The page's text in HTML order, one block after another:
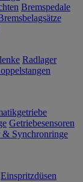
Bremspedale
Radlager
Getriebesensoren
& Synchronringe
Einspritzdüsen